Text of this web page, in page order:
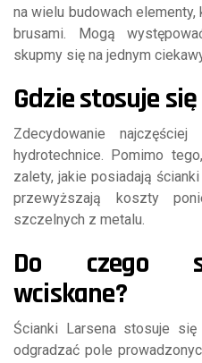
na wielu budowach
brusami. Mogą
skupmy się na jednym
Gdzie stosuje
Zdecydowanie
hydrotechnice. Pomimo
zalety, jakie posiadają
przewyższają koszty
szczelnych z metalu.
Do czego
wciskane?
Ścianki Larsena stosuje
odgradzać pole